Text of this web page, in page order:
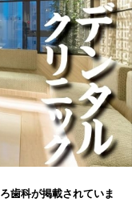
歯科が掲載されていま